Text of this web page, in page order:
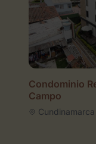
Condominio
Campo
Cundinamarca